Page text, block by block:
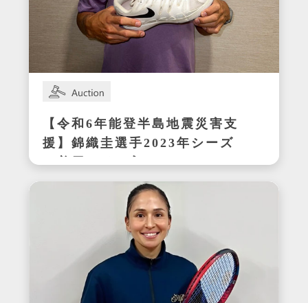
【令和6年能登半島地震災害支
援】錦織圭選手2023年シーズ
ン着用サイン入りテニスシュ
ーズ